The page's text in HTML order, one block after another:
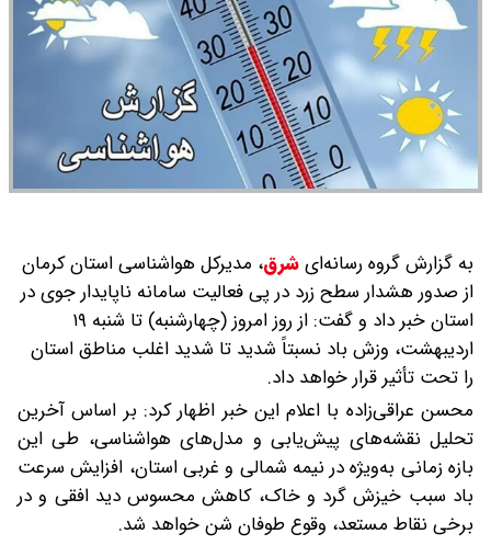
به گزارش گروه رسانه‌ایشرق، مدیرکل هواشناسی استان کرمان
از صدور هشدار سطح زرد در پی فعالیت سامانه ناپایدار جوی در
استان خبر داد و گفت: از روز امروز (چهارشنبه) تا شنبه ۱۹
اردیبهشت، وزش باد نسبتاً شدید تا شدید اغلب مناطق استان
را تحت تأثیر قرار خواهد داد.
محسن عراقی‌زاده با اعلام این خبر اظهار کرد: بر اساس آخرین
تحلیل نقشه‌های پیش‌یابی و مدل‌های هواشناسی، طی این
بازه زمانی به‌ویژه در نیمه شمالی و غربی استان، افزایش سرعت
باد سبب خیزش گرد و خاک، کاهش محسوس دید افقی و در
برخی نقاط مستعد، وقوع طوفان شن خواهد شد.